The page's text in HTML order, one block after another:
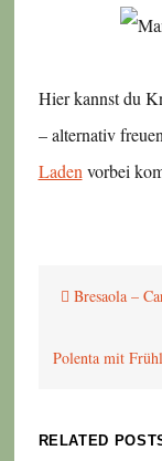
Hier kannst du
– alternativ
Laden vorbei
Bresaola –
Polenta mit
RELATED